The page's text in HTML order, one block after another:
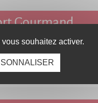
Gourmand
une remise de
pour 5 ou 6
souhaitez activer.